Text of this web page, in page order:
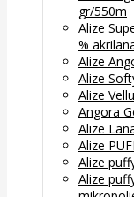
gr/550m
Alize
%
Alize
Alize
Alize
Angora
Alize
Alize
Alize
Alize